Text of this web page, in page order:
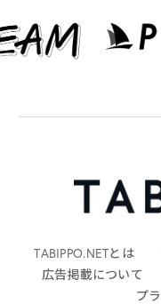
TABIPPO.NETとは
広告掲載について
プ